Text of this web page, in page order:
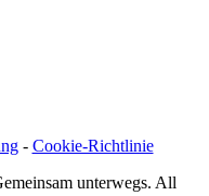
- Cookie-Richtlinie
unterwegs. All